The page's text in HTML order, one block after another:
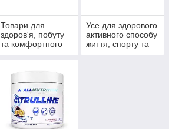
Товари для
здоров'я, побуту
та комфортного
Усе для здорового
активного способу
життя, спорту та